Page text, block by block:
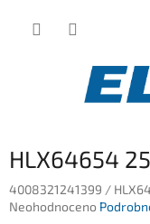
HLX64654
4008321241399 /
Průměrné
Neohodnoceno